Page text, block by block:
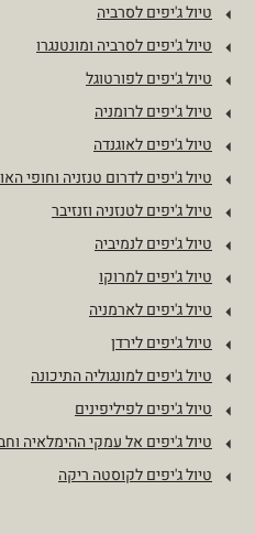
טיול ג'יפים לסרביה
טיול ג'יפים לסרביה ומונטנגרו
טיול ג'יפים לפורטוגל
טיול ג'יפים לרומניה
טיול ג'יפים לאוגנדה
טיול ג'יפים לדרום טנזניה וחופי
טיול ג'יפים לטנזניה וזנזיבר
טיול ג'יפים לנמיביה
טיול ג'יפים למרוקו
טיול ג'יפים לארמניה
טיול ג'יפים לירדן
טיול ג'יפים למונגוליה התיכונה
טיול ג'יפים לפיליפינים
טיול ג'יפים אל עמקי ההימלאיה
טיול ג'יפים לקוסטה ריקה